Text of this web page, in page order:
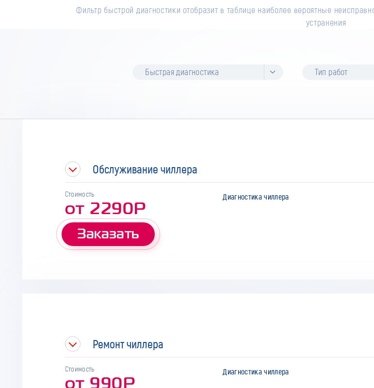
Фильтр быстрой диагностики отобразит в таблице наиболее вероятные
устранения
Быстрая диагностика Тип работ
Обслуживание чиллера
Диагностика чиллера
Стоимость
от 2290Р
Заказать
Ремонт чиллера
Диагностика чиллера
Стоимость
от 990Р